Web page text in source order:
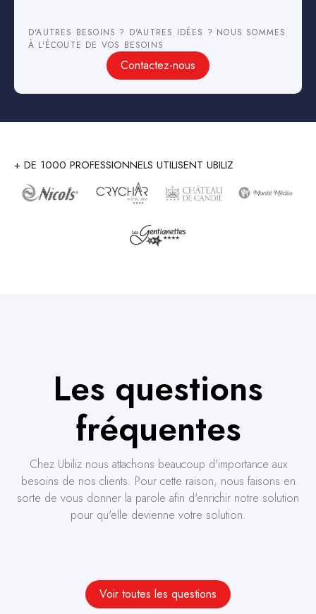
D'AUTRES BESOINS ? D'AUTRES IDÉES ? NOUS SOMMES
À L'ÉCOUTE DE VOS BESOINS
Contactez-nous
+ DE 1000 PROFESSIONNELS UTILISENT UBILIZ
Les questions
fréquentes
Chez Ubiliz nous attachons beaucoup d'importance aux
besoins de nos clients. Pour cette raison, nous faisons en
sorte de vous donner la parole afin d'enrichir notre solution
pour qu'elle devienne votre solution.
Voir toutes les questions